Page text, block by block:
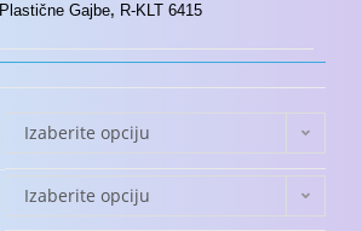
Plastične Gajbe, R-KLT 6415
Izaberite opciju
Izaberite opciju